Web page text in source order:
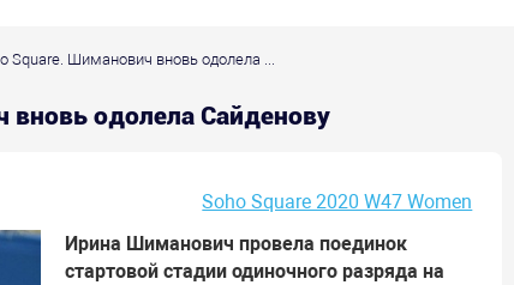
Square. Шиманович вновь одолела ...
вновь одолела Сайденову
Soho Square 2020 W47 Women
Ирина Шиманович провела поединок
стартовой стадии одиночного разряда на